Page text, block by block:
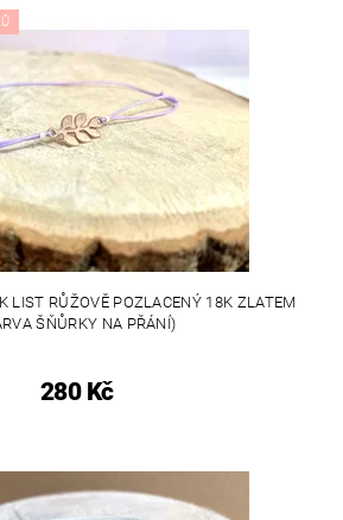
LIST RŮŽOVĚ POZLACENÝ 18K ZLATEM
ŠŇŮRKY NA PŘÁNÍ)
280 Kč